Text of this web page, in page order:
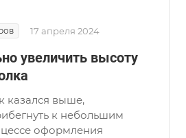
17 апреля 2024
увеличить высоту
казался выше,
к небольшим
оформления